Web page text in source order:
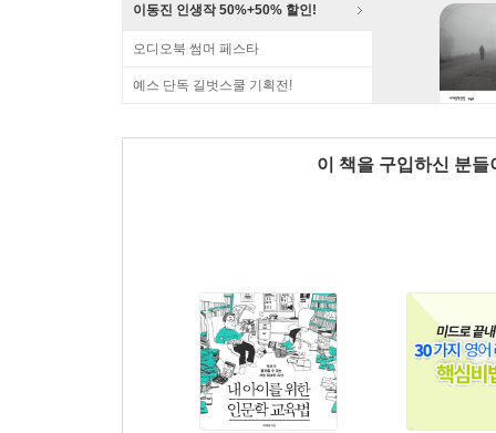
이동진 인생작 50%+50% 할인!
오디오북 썸머 페스타
예스 단독 길벗스쿨 기획전!
이 책을 구입하신 분